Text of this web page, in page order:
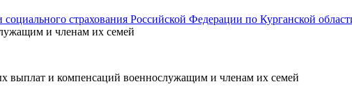
страхования Российской Федерации по Курганской
и членам их семей
выплат и компенсаций военнослужащим и членам их семей